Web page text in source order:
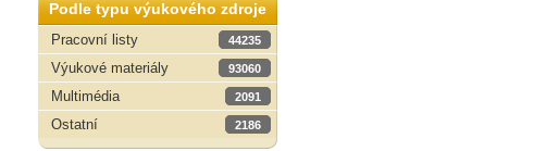
Podle typu výukového zdroje
Pracovní listy
44235
Výukové materiály 93060
Multimédia 2091
Ostatní 2186